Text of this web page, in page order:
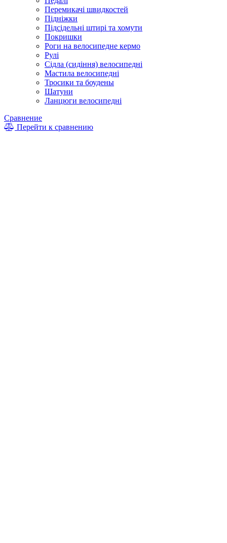
Перемикачі швидкостей
Підніжки
Підсідельні штирі та хомути
Покришки
Роги на велосипедне кермо
Рулі
Сідла (сидіння) велосипедні
Мастила велосипедні
Тросики та боудены
Шатуни
Ланцюги велосипедні
Сравнение
Перейти к сравнению